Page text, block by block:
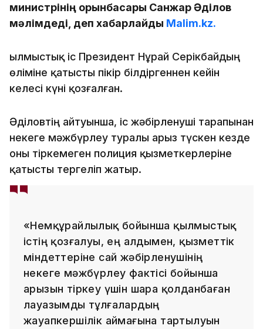
министрінің орынбасары Санжар Әділов
мәлімдеді, деп хабарлайды Malim.kz.
Қылмыстық іс Президент Нұрай Серікбайдың
өліміне қатысты пікір білдіргеннен кейін
келесі күні қозғалған.
Әділовтің айтуынша, іс жәбірленуші тарапынан
некеге мәжбүрлеу туралы арыз түскен кезде
оны тіркемеген полиция қызметкерлеріне
қатысты тергеліп жатыр.
«Немқұрайлылық бойынша қылмыстық
істің қозғалуы, ең алдымен, қызметтік
міндеттеріне сай жәбірленушінің
некеге мәжбүрлеу фактісі бойынша
арызын тіркеу үшін шара қолданбаған
лауазымды тұлғалардың
жауапкершілік аймағына тартылуын